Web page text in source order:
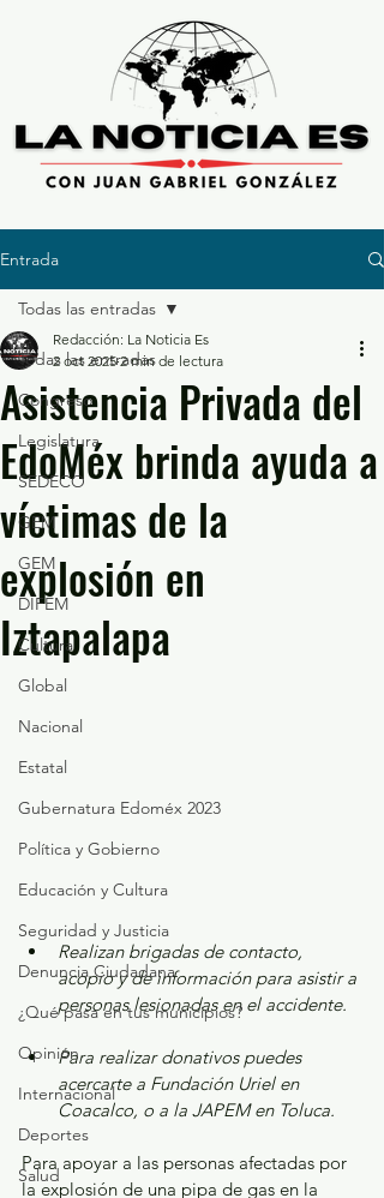
Entrada
Todas las entradas
Congreso
Legislatura
SEDECO
GEM
GEM
DIFEM
Cultura
Global
Nacional
Estatal
Gubernatura Edoméx 2023
Política y Gobierno
Educación y Cultura
Seguridad y Justicia
Denuncia Ciudadana
¿Qué pasa en tus municipios?
Opinión
Internacional
Deportes
Salud
Todas las entradas
Asistencia Privada del
EdoMéx brinda ayuda a
víctimas de la
explosión en
Iztapalapa
Redacción: La Noticia Es
2 oct 2025 2 min de lectura
Realizan brigadas de contacto,
acopio y de información para asistir a
personas lesionadas en el accidente.
Para realizar donativos puedes
acercarte a Fundación Uriel en
Coacalco, o a la JAPEM en Toluca.
Para apoyar a las personas afectadas por
la explosión de una pipa de gas en la